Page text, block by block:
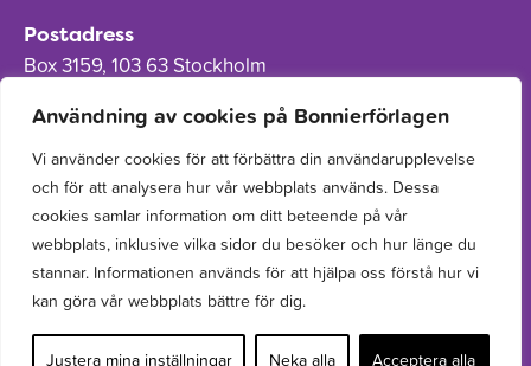
Användning av cookies på Bonnierförlagen
Vi använder cookies för att förbättra din användarupplevelse
och för att analysera hur vår webbplats används. Dessa
cookies samlar information om ditt beteende på vår
webbplats, inklusive vilka sidor du besöker och hur länge du
stannar. Informationen används för att hjälpa oss förstå hur vi
kan göra vår webbplats bättre för dig.
Justera mina inställningar Neka alla Acceptera alla
Postadress
Box 3159, 103 63 Stockholm
Om Bonnierförlagen
Cookies
Integritetspolicy